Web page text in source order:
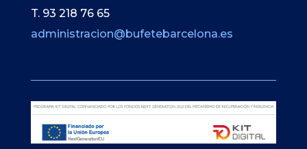
T. 93 218 76 65
administracion@bufetebarcelona.es